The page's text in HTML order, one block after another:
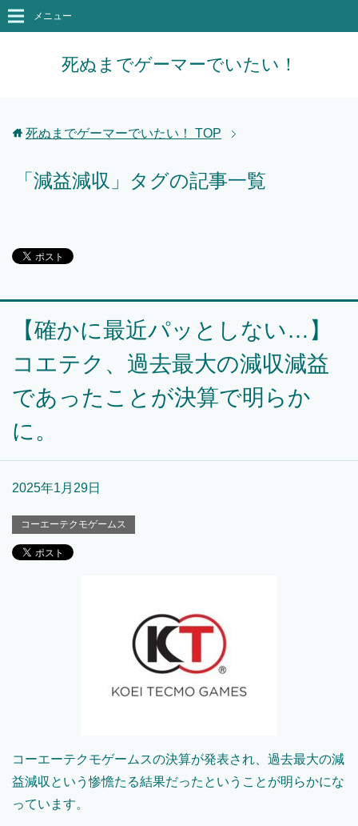
死ぬまでゲーマーでいたい！
メニュー
死ぬまでゲーマーでいたい！ TOP
「減益減収」タグの記事一覧
【確かに最近パッとしない…】
コエテク、過去最大の減収減益
であったことが決算で明らか
に。
2025年1月29日
コーエーテクモゲームス
コーエーテクモゲームスの決算が発表され、過去最大の減
益減収という惨憺たる結果だったということが明らかにな
っています。